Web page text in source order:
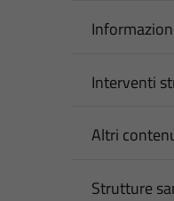
Interventi
Altri
Strutture